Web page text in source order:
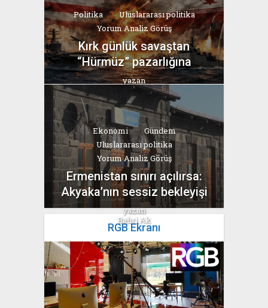
Politika
Uluslararası politika
Yorum Analiz Görüş
Kırk günlük savaştan
“Hürmüz” pazarlığına
yazan
Bahri Ak
Ekonomi
Gündem
Uluslararası politika
Yorum Analiz Görüş
Ermenistan sınırı açılırsa:
Akyaka’nın sessiz bekleyişi
yazan
Bahri Ak
RGB Ekranı